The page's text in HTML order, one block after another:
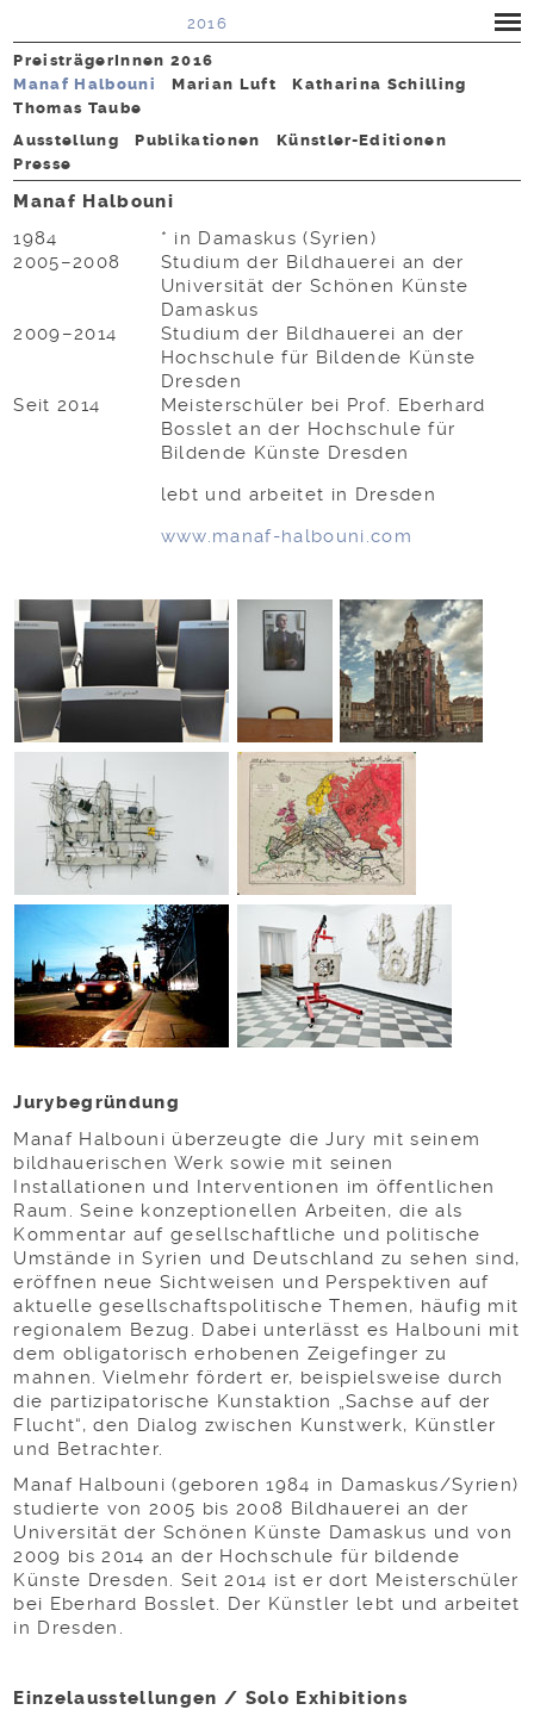
2016
PreisträgerInnen 2016
Manaf Halbouni
Marian Luft
Katharina Schilling
Thomas Taube
Ausstellung
Publikationen
Künstler-Editionen
Presse
Manaf Halbouni
1984
* in Damaskus (Syrien)
2005–2008
Studium der Bildhauerei an der
Universität der Schönen Künste
Damaskus
2009–2014
Studium der Bildhauerei an der
Hochschule für Bildende Künste
Dresden
Seit 2014
Meisterschüler bei Prof. Eberhard
Bosslet an der Hochschule für
Bildende Künste Dresden
lebt und arbeitet in Dresden
www.manaf-halbouni.com
Jurybegründung
Manaf Halbouni überzeugte die Jury mit seinem
bildhauerischen Werk sowie mit seinen
Installationen und Interventionen im öffentlichen
Raum. Seine konzeptionellen Arbeiten, die als
Kommentar auf gesellschaftliche und politische
Umstände in Syrien und Deutschland zu sehen sind,
eröffnen neue Sichtweisen und Perspektiven auf
aktuelle gesellschaftspolitische Themen, häufig mit
regionalem Bezug. Dabei unterlässt es Halbouni mit
dem obligatorisch erhobenen Zeigefinger zu
mahnen. Vielmehr fördert er, beispielsweise durch
die partizipatorische Kunstaktion „Sachse auf der
Flucht“, den Dialog zwischen Kunstwerk, Künstler
und Betrachter.
Manaf Halbouni (geboren 1984 in Damaskus/Syrien)
studierte von 2005 bis 2008 Bildhauerei an der
Universität der Schönen Künste Damaskus und von
2009 bis 2014 an der Hochschule für bildende
Künste Dresden. Seit 2014 ist er dort Meisterschüler
bei Eberhard Bosslet. Der Künstler lebt und arbeitet
in Dresden.
Einzelausstellungen / Solo Exhibitions